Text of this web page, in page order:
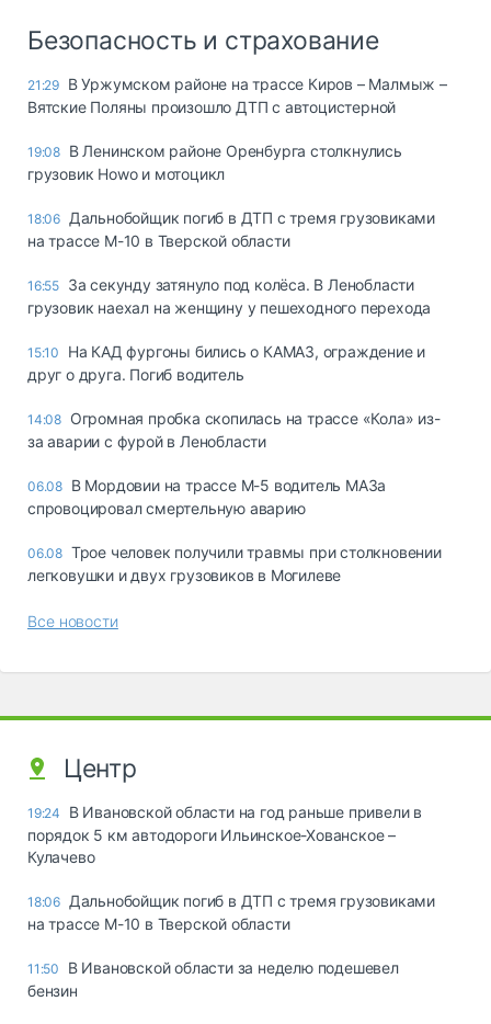
Безопасность и страхование
21:29 В Уржумском районе на трассе Киров – Малмыж –
Вятские Поляны произошло ДТП с автоцистерной
19:08 В Ленинском районе Оренбурга столкнулись
грузовик Howo и мотоцикл
18:06 Дальнобойщик погиб в ДТП с тремя грузовиками
на трассе М-10 в Тверской области
16:55 За секунду затянуло под колёса. В Ленобласти
грузовик наехал на женщину у пешеходного перехода
15:10
На КАД фургоны бились о КАМАЗ, ограждение и
друг о друга. Погиб водитель
14:08 Огромная пробка скопилась на трассе «Кола» из-
за аварии с фурой в Ленобласти
06.08 В Мордовии на трассе М-5 водитель МАЗа
спровоцировал смертельную аварию
06.08 Трое человек получили травмы при столкновении
легковушки и двух грузовиков в Могилеве
Все новости
Центр
19:24
В Ивановской области на год раньше привели в
порядок 5 км автодороги Ильинское-Хованское –
Кулачево
18:06 Дальнобойщик погиб в ДТП с тремя грузовиками
на трассе М-10 в Тверской области
11:50
В Ивановской области за неделю подешевел
бензин